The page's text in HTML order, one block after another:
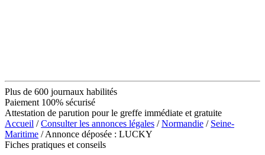
Plus de 600 journaux habilités
Paiement 100% sécurisé
Attestation de parution pour le greffe immédiate et gratuite
Accueil /Consulter les annonces légales /Normandie / Seine-
Maritime / Annonce déposée : LUCKY
Fiches pratiques et conseils